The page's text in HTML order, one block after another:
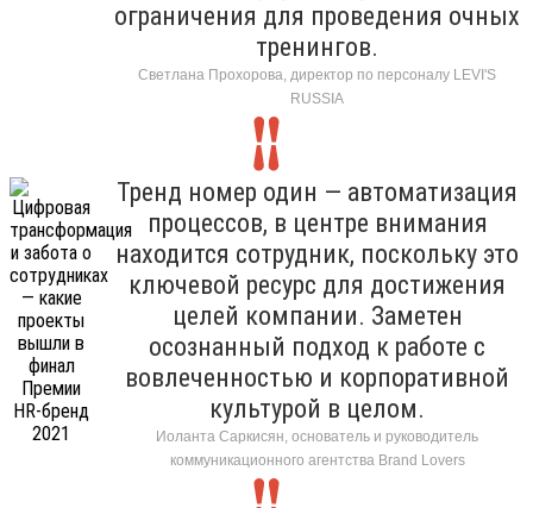
ограничения для проведения очных
тренингов.
Светлана Прохорова, директор по персоналу LEVI'S
RUSSIA
Тренд номер один — автоматизация
процессов, в центре внимания
находится сотрудник, поскольку это
ключевой ресурс для достижения
целей компании. Заметен
осознанный подход к работе с
вовлеченностью и корпоративной
культурой в целом.
Иоланта Саркисян, основатель и руководитель
коммуникационного агентства Brand Lovers